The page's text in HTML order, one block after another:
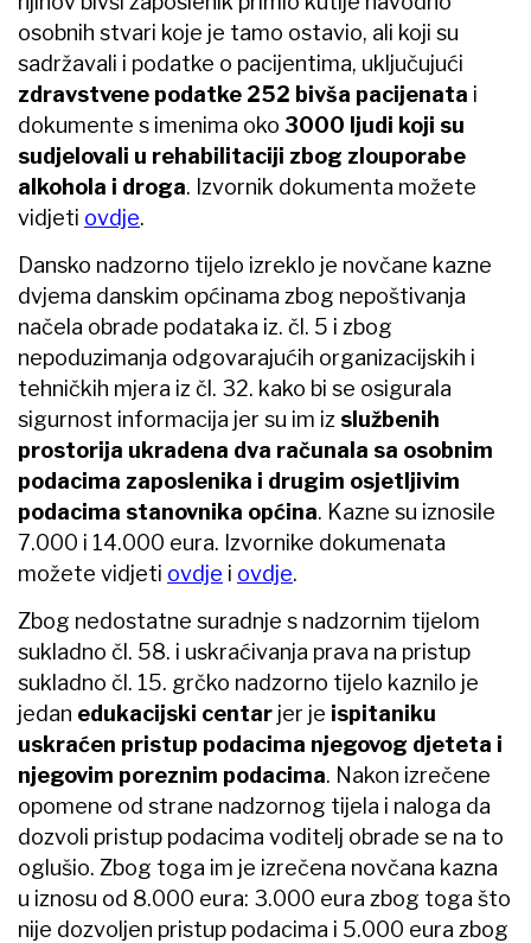
osobnih stvari koje je tamo ostavio, ali koji su
sadržavali i podatke o pacijentima, uključujući
zdravstvene podatke 252 bivša pacijenata i
dokumente s imenima oko 3000 ljudi koji su
sudjelovali u rehabilitaciji zbog zlouporabe
alkohola i droga. Izvornik dokumenta možete
vidjeti ovdje.
Dansko nadzorno tijelo izreklo je novčane kazne
dvjema danskim općinama zbog nepoštivanja
načela obrade podataka iz. čl. 5 i zbog
nepoduzimanja odgovarajućih organizacijskih i
tehničkih mjera iz čl. 32. kako bi se osigurala
sigurnost informacija jer su im iz službenih
prostorija ukradena dva računala sa osobnim
podacima zaposlenika i drugim osjetljivim
podacima stanovnika općina. Kazne su iznosile
7.000 i 14.000 eura. Izvornike dokumenata
možete vidjeti ovdje i ovdje.
Zbog nedostatne suradnje s nadzornim tijelom
sukladno čl. 58. i uskraćivanja prava na pristup
sukladno čl. 15. grčko nadzorno tijelo kaznilo je
jedan edukacijski centar jer je ispitaniku
uskraćen pristup podacima njegovog djeteta i
njegovim poreznim podacima. Nakon izrečene
opomene od strane nadzornog tijela i naloga da
dozvoli pristup podacima voditelj obrade se na to
oglušio. Zbog toga im je izrečena novčana kazna
u iznosu od 8.000 eura: 3.000 eura zbog toga što
nije dozvoljen pristup podacima i 5.000 eura zbog